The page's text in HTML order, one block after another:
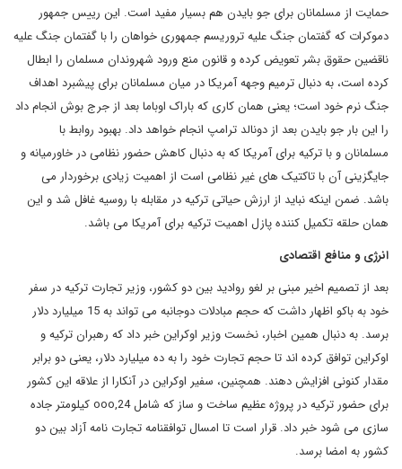
حمایت از مسلمانان برای جو بایدن هم بسیار مفید است. این رییس جمهور
دموکرات که گفتمان جنگ علیه تروریسم جمهوری خواهان را با گفتمان جنگ علیه
ناقضین حقوق بشر تعویض کرده و قانون منع ورود شهروندان مسلمان را ابطال
کرده است، به دنبال ترمیم وجهه آمریکا در میان مسلمانان برای پیشبرد اهداف
جنگ نرم خود است؛ یعنی همان کاری که باراک اوباما بعد از جرج بوش انجام داد
را این بار جو بایدن بعد از دونالد ترامپ انجام خواهد داد. بهبود روابط با
مسلمانان و با ترکیه برای آمریکا که به دنبال کاهش حضور نظامی در خاورمیانه و
جایگزینی آن با تاکتیک های غیر نظامی است از اهمیت زیادی برخوردار می
باشد. ضمن اینکه نباید از ارزش حیاتی ترکیه در مقابله با روسیه غافل شد و این
همان حلقه تکمیل کننده پازل اهمیت ترکیه برای آمریکا می باشد.
انرژی و منافع اقتصادی
بعد از تصمیم اخیر مبنی بر لغو روادید بین دو کشور، وزیر تجارت ترکیه در سفر
خود به باکو اظهار داشت که حجم مبادلات دوجانبه می تواند به 15 میلیارد دلار
برسد. به دنبال همین اخبار، نخست وزیر اوکراین خبر داد که رهبران ترکیه و
اوکراین توافق کرده اند تا حجم تجارت خود را به ده میلیارد دلار، یعنی دو برابر
مقدار کنونی افزایش دهند. همچنین، سفیر اوکراین در آنکارا از علاقه این کشور
برای حضور ترکیه در پروژه عظیم ساخت و ساز که شامل 24,ooo کیلومتر جاده
سازی می شود خبر داد. قرار است تا امسال توافقنامه تجارت نامه آزاد بین دو
کشور به امضا برسد.